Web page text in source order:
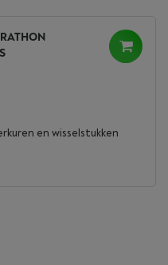
en wisselstukken